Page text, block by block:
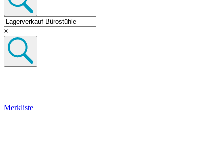
×
Merkliste